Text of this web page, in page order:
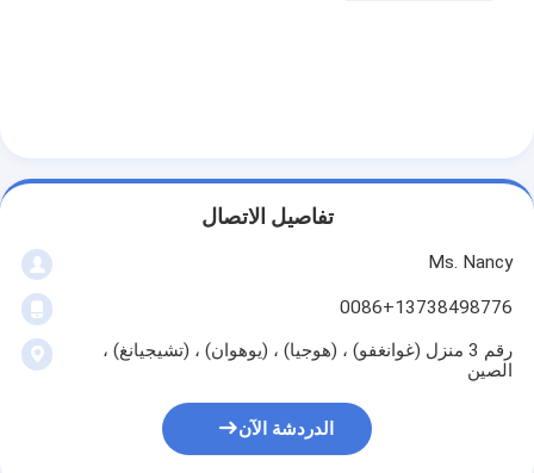
تفاصيل الاتصال
Ms. Nancy
0086+13738498776
رقم 3 منزل (غوانغفو) ، (هوجيا) ، (يوهوان) ، (تشيجيانغ) ،
الصين
الدردشة الآن